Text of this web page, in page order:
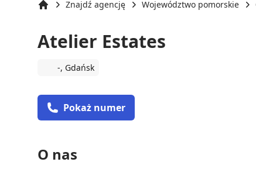
Znajdź agencję Województwo pomorskie
Atelier Estates
-, Gdańsk
Pokaż numer
O nas